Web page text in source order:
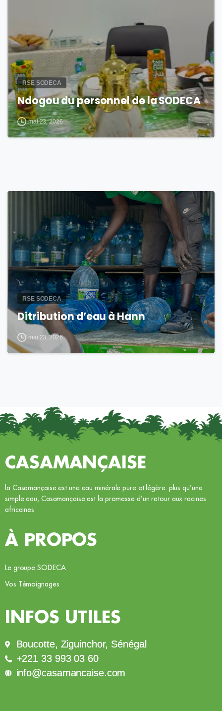
RSE SODECA
Ndogou du personnel de la SODECA
mai 23, 2026
RSE SODECA
Ditribution d’eau à Hann
mai 23, 2026
CASAMANÇAISE
la Casamançaise est une eau minérale pure et légère. plus qu’une
simple eau, Casamançaise est la promesse d’un retour aux racines
africaines
À PROPOS
Le groupe SODECA
Vos Témoignages
INFOS UTILES
Boucotte, Ziguinchor, Sénégal
+221 33 993 03 60
info@casamancaise.com